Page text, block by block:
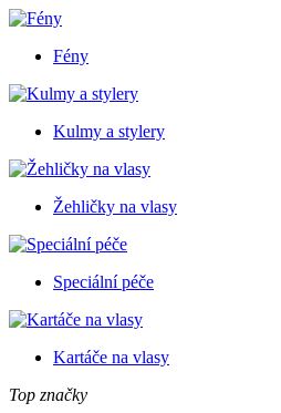
Fény
Kulmy a stylery
Žehličky na vlasy
Speciální péče
Kartáče na vlasy
Top značky